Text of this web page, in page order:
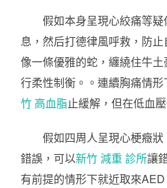
假如本身呈現心絞痛等
息，然后打德律風呼救，防
像一條優雅的蛇，纏繞住牛
行柔性制衡。。連續胸痛情
竹 高血脂止緩解，但在低血
假如四周人呈現心梗癥
錯誤，可以新竹 減重 診所讓
有前提的情形下就近取來